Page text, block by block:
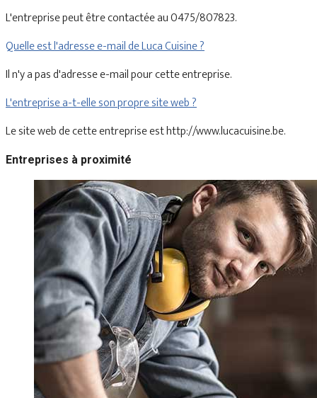
L'entreprise peut être contactée au 0475/807823.
Quelle est l'adresse e-mail de Luca Cuisine ?
Il n'y a pas d'adresse e-mail pour cette entreprise.
L'entreprise a-t-elle son propre site web ?
Le site web de cette entreprise est http://www.lucacuisine.be.
Entreprises à proximité